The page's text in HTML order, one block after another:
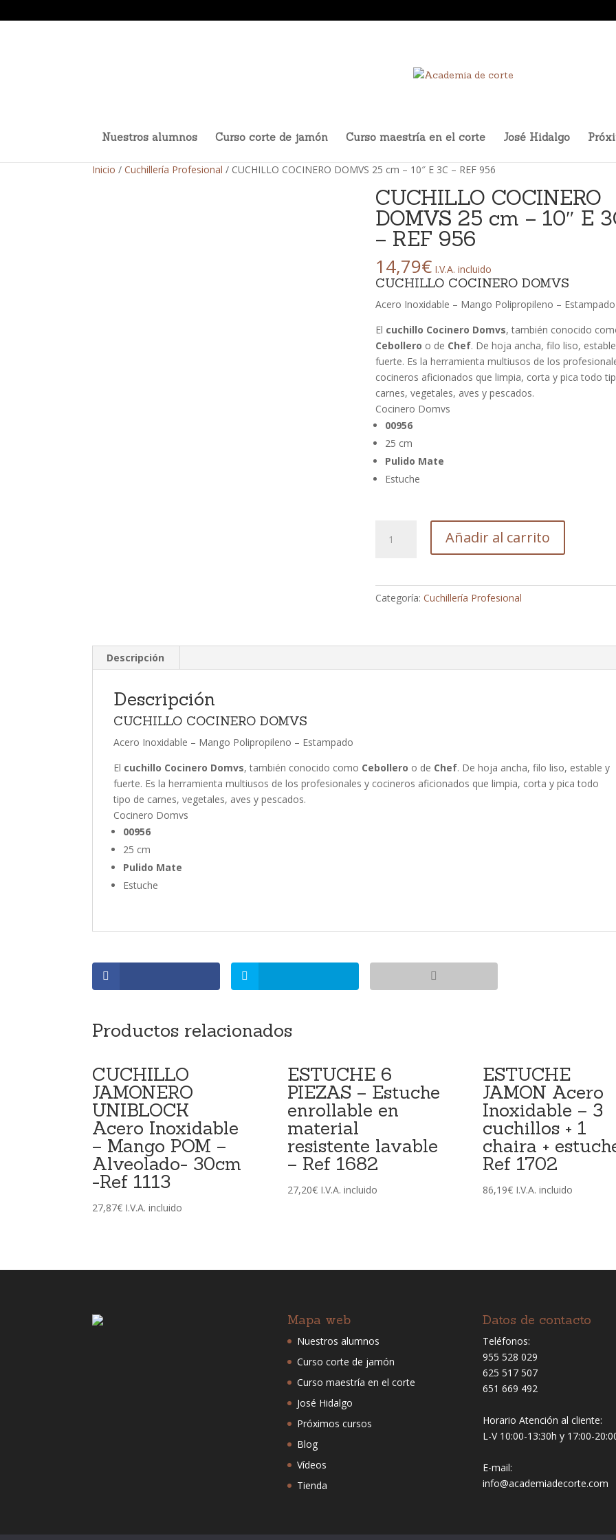
Nuestros alumnos Curso corte de jamón Curso maestría en el corte José Hidalgo
Inicio /Cuchillería Profesional / CUCHILLO COCINERO DOMVS 25 cm – 10″ E 3C – REF 956
CUCHILLO COCINERO
DOMVS 25 cm – 10″ E
– REF 956
14,79€ I.V.A. incluido
CUCHILLO COCINERO DOMVS
Acero Inoxidable – Mango Polipropileno – Estampado
El cuchillo Cocinero Domvs, también conocido
Cebollero o de Chef. De hoja ancha, filo liso,
fuerte. Es la herramienta multiusos de los
cocineros aficionados que limpia, corta y pica todo
carnes, vegetales, aves y pescados.
Cocinero Domvs
00956
25 cm
Pulido Mate
Estuche
COCINERO
-
Añadir al carrito
Categoría:Cuchillería Profesional
Descripción
Descripción
CUCHILLO COCINERO DOMVS
Acero Inoxidable – Mango Polipropileno – Estampado
El cuchillo Cocinero Domvs, también conocido como Cebollero o de Chef. De hoja ancha, filo liso, estable y
fuerte. Es la herramienta multiusos de los profesionales y cocineros aficionados que limpia, corta y pica todo
tipo de carnes, vegetales, aves y pescados.
Cocinero Domvs
00956
25 cm
Pulido Mate
Estuche
Productos relacionados
CUCHILLO
JAMONERO
UNIBLOCK
Acero Inoxidable
– Mango POM –
Alveolado- 30cm
-Ref 1113
27,87€ I.V.A. incluido
ESTUCHE 6
PIEZAS – Estuche
enrollable en
material
resistente lavable
– Ref 1682
27,20€ I.V.A. incluido
ESTUCHE
JAMON Acero
Inoxidable – 3
cuchillos + 1
chaira +
Ref 1702
86,19€ I.V.A. incluido
Mapa web
Nuestros alumnos
Curso corte de jamón
Curso maestría en el corte
José Hidalgo
Próximos cursos
Blog
Vídeos
Tienda
Datos de contacto
Teléfonos:
955 528 029
625 517 507
651 669 492
Horario Atención al cliente:
L-V 10:00-13:30h y 17:00-
E-mail:
info@academiadecorte.com